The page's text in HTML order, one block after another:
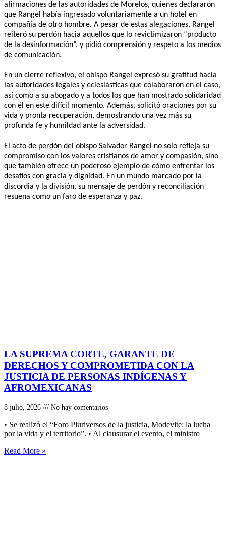
afirmaciones de las autoridades de Morelos, quienes declararon
que Rangel había ingresado voluntariamente a un hotel en
compañía de otro hombre. A pesar de estas alegaciones, Rangel
reiteró su perdón hacia aquellos que lo revictimizaron “producto
de la desinformación”, y pidió comprensión y respeto a los medios
de comunicación.
En un cierre reflexivo, el obispo Rangel expresó su gratitud hacia
las autoridades legales y eclesiásticas que colaboraron en el caso,
así como a su abogado y a todos los que han mostrado solidaridad
con él en este difícil momento. Además, solicitó oraciones por su
vida y pronta recuperación, demostrando una vez más su
profunda fe y humildad ante la adversidad.
El acto de perdón del obispo Salvador Rangel no solo refleja su
compromiso con los valores cristianos de amor y compasión, sino
que también ofrece un poderoso ejemplo de cómo enfrentar los
desafíos con gracia y dignidad. En un mundo marcado por la
discordia y la división, su mensaje de perdón y reconciliación
resuena como un faro de esperanza y paz.
LA SUPREMA CORTE, GARANTE DE
DERECHOS Y COMPROMETIDA CON LA
JUSTICIA DE PERSONAS INDÍGENAS Y
AFROMEXICANAS
8 julio, 2026 No hay comentarios
• Se realizó el “Foro Pluriversos de la justicia, Modevite: la lucha
por la vida y el territorio”. • Al clausurar el evento, el ministro
Read More »